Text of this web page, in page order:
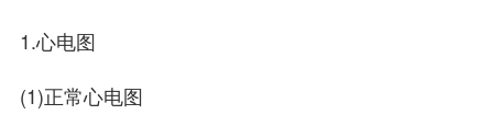
1.心电图
(1)正常心电图